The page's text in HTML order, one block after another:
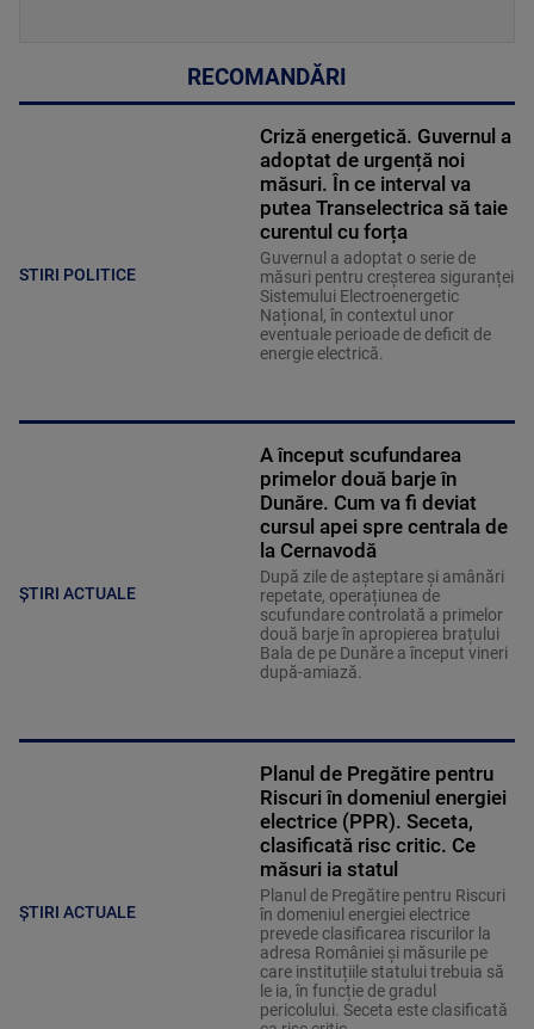
RECOMANDĂRI
STIRI POLITICE
Criză energetică. Guvernul a
adoptat de urgență noi
măsuri. În ce interval va
putea Transelectrica să taie
curentul cu forța
Guvernul a adoptat o serie de
măsuri pentru creșterea siguranței
Sistemului Electroenergetic
Național, în contextul unor
eventuale perioade de deficit de
energie electrică.
ȘTIRI ACTUALE
A început scufundarea
primelor două barje în
Dunăre. Cum va fi deviat
cursul apei spre centrala de
la Cernavodă
După zile de așteptare și amânări
repetate, operațiunea de
scufundare controlată a primelor
două barje în apropierea brațului
Bala de pe Dunăre a început vineri
după-amiază.
ȘTIRI ACTUALE
Planul de Pregătire pentru
Riscuri în domeniul energiei
electrice (PPR). Seceta,
clasificată risc critic. Ce
măsuri ia statul
Planul de Pregătire pentru Riscuri
în domeniul energiei electrice
prevede clasificarea riscurilor la
adresa României și măsurile pe
care instituțiile statului trebuia să
le ia, în funcție de gradul
pericolului. Seceta este clasificată